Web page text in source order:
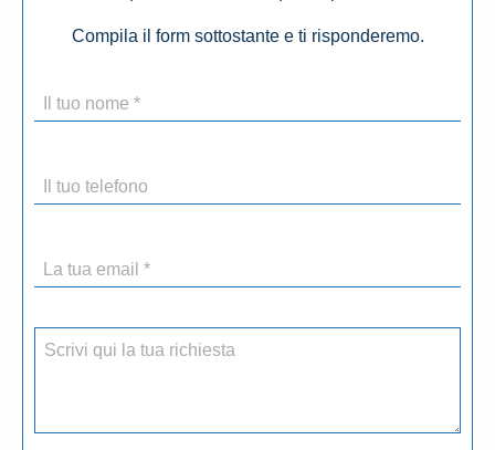
Compila il form sottostante e ti risponderemo.